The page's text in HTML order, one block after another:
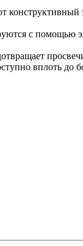
с помощью
вплоть до